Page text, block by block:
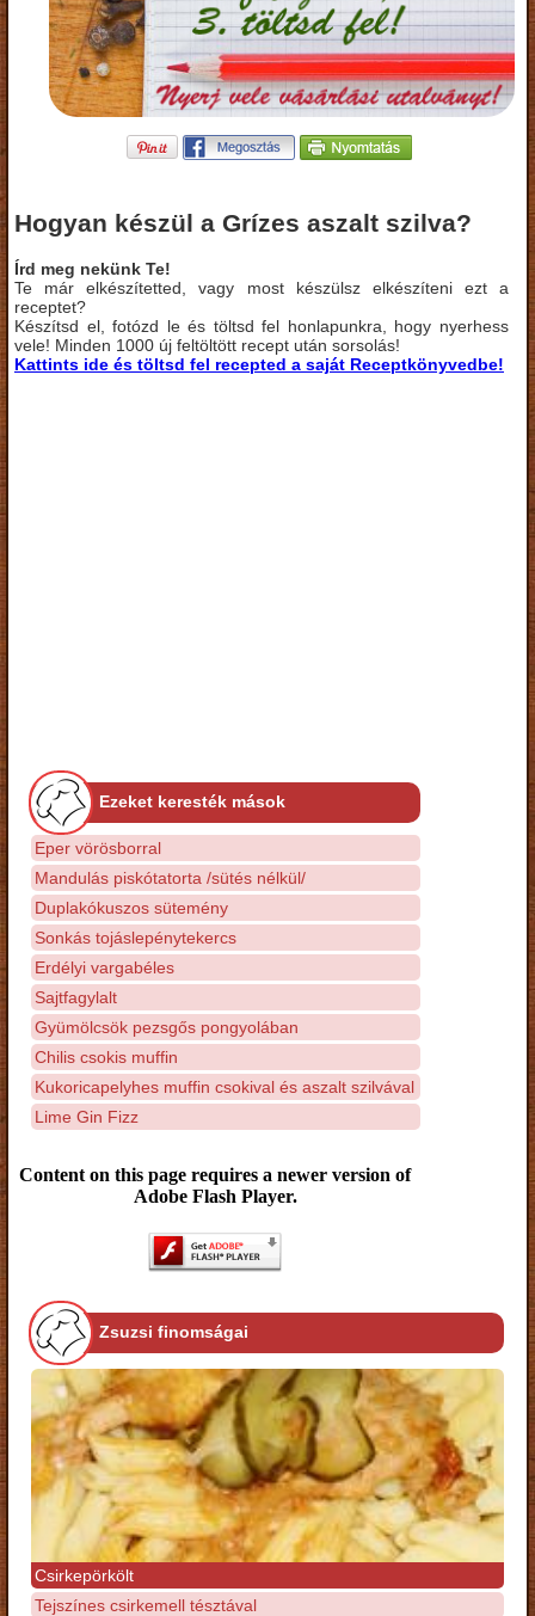
Hogyan készül a Grízes aszalt szilva?
Írd meg nekünk Te!
Te már elkészítetted, vagy most készülsz elkészíteni ezt a
receptet?
Készítsd el, fotózd le és töltsd fel honlapunkra, hogy nyerhess
vele! Minden 1000 új feltöltött recept után sorsolás!
Kattints ide és töltsd fel recepted a saját Receptkönyvedbe!
Ezeket keresték mások
Eper vörösborral
Mandulás piskótatorta /sütés nélkül/
Duplakókuszos sütemény
Sonkás tojáslepénytekercs
Erdélyi vargabéles
Sajtfagylalt
Gyümölcsök pezsgős pongyolában
Chilis csokis muffin
Kukoricapelyhes muffin csokival és aszalt szilvával
Lime Gin Fizz
Content on this page requires a newer version of
Adobe Flash Player.
Zsuzsi finomságai
Csirkepörkölt
Tejszínes csirkemell tésztával